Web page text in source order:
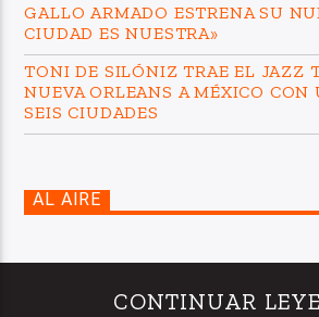
GALLO ARMADO ESTRENA SU
CIUDAD ES NUESTRA»
TONI DE SILÓNIZ TRAE EL JAZZ
NUEVA ORLEANS A MÉXICO CON
SEIS CIUDADES
AL AIRE
CONTINUAR